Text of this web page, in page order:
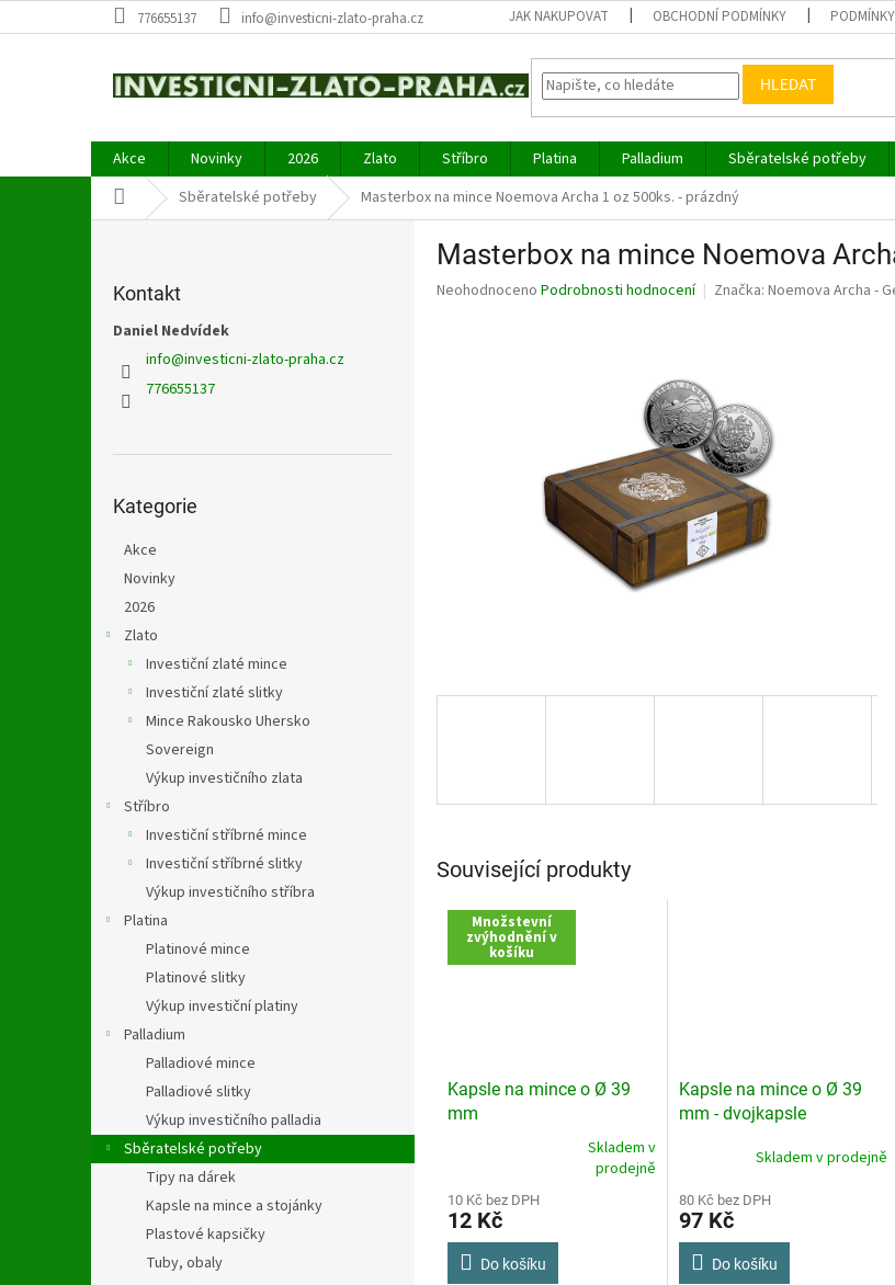
na
776655137 info@investicni-zlato-praha.cz JAK NAKUPOVAT OBCHODNÍ PODMÍNKY
HLEDAT
Akce Novinky 2026 Zlato Stříbro Platina Palladium Sběratelské potřeby
Domů Sběratelské potřeby Masterbox na mince Noemova Archa 1 oz 500ks. - prázdný
Kontakt
Daniel Nedvídek
info@investicni-zlato-praha.cz
776655137
kategorie
Kategorie
Akce
Novinky
2026
Zlato
Investiční zlaté mince
Investiční zlaté slitky
Mince Rakousko Uhersko
Sovereign
Výkup investičního zlata
Stříbro
Investiční stříbrné mince
Investiční stříbrné slitky
Výkup investičního stříbra
Platina
Platinové mince
Platinové slitky
Výkup investiční platiny
Palladium
Palladiové mince
Palladiové slitky
Výkup investičního palladia
Sběratelské potřeby
Tipy na dárek
Kapsle na mince a stojánky
Plastové kapsičky
Tuby, obaly
Masterbox na mince Noemova
Průměrné
Neohodnoceno Podrobnosti hodnocení Značka: Noemova Archa -
Související produkty
Množstevní
zvýhodnění v
košíku
Kapsle na mince o Ø 39
mm
produktu
je
4,2
Skladem v
prodejně
10 Kč bez DPH
12 Kč
Do košíku
Kapsle na mince o Ø 39
mm - dvojkapsle
Skladem v prodejně
80 Kč bez DPH
97 Kč
Do košíku